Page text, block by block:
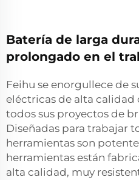
Batería de larga
prolongado en el
Feihu se enorgullece de
eléctricas de alta calidad
todos sus proyectos de
Diseñadas para trabajar
herramientas son
herramientas están
alta calidad, muy